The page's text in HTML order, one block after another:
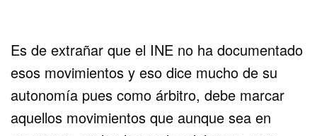
Es de extrañar que el INE no ha documentado
esos movimientos y eso dice mucho de su
autonomía pues como árbitro, debe marcar
aquellos movimientos que aunque sea en